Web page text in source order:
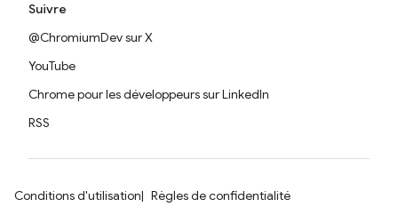
Suivre
@ChromiumDev sur X
YouTube
Chrome pour les développeurs sur LinkedIn
RSS
Conditions d'utilisation
Règles de confidentialité